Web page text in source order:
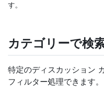
す。
カテゴリーで検
特定のディスカッション
フィルター処理できます。